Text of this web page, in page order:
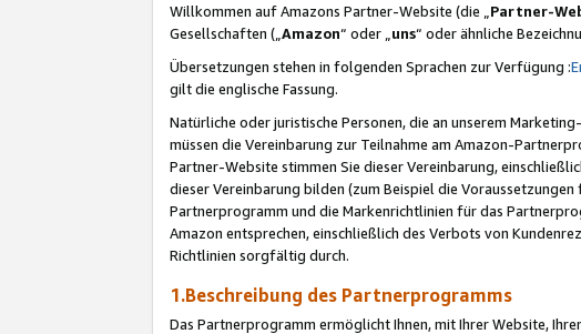
Willkommen auf Amazons Partner-Website (die „Partner-
Gesellschaften („Amazon“ oder „uns“ oder ähnliche
Übersetzungen stehen in folgenden Sprachen zur Verfügung :
gilt die englische Fassung.
Natürliche oder juristische Personen, die an unserem
müssen die Vereinbarung zur Teilnahme am Amazon-
Partner-Website stimmen Sie dieser Vereinbarung,
dieser Vereinbarung bilden (zum Beispiel die
Partnerprogramm und die Markenrichtlinien für das
Amazon entsprechen, einschließlich des Verbots von
Richtlinien sorgfältig durch.
1.Beschreibung des Partnerprogramms
Das Partnerprogramm ermöglicht Ihnen, mit Ihrer Website,